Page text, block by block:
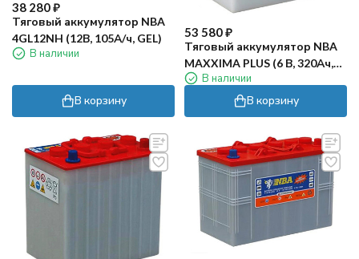
38 280₽
Тяговый аккумулятор NBA
4GL12NH (12В, 105А/ч, GEL)
В наличии
В корзину
53 580₽
Тяговый аккумулятор NBA
MAXXIMA PLUS (6 В, 320Ач,
WET)В наличии
В корзину